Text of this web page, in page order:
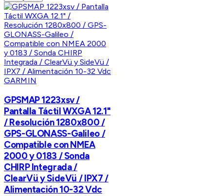
GARMIN
GPSMAP 1223xsv /
Pantalla Táctil WXGA 12.1"
/ Resolución 1280x800 /
GPS-GLONASS-Galileo /
Compatible con NMEA
2000 y 0183 / Sonda
CHIRP Integrada /
ClearVü y SideVü / IPX7 /
Alimentación 10-32 Vdc